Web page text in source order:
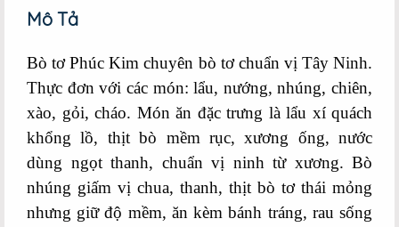
Mô Tả
Bò tơ Phúc Kim chuyên bò tơ chuẩn vị Tây Ninh.
Thực đơn với các món: lẩu, nướng, nhúng, chiên,
xào, gỏi, cháo. Món ăn đặc trưng là lẩu xí quách
khổng lồ, thịt bò mềm rục, xương ống, nước
dùng ngọt thanh, chuẩn vị ninh từ xương. Bò
nhúng giấm vị chua, thanh, thịt bò tơ thái mỏng
nhưng giữ độ mềm, ăn kèm bánh tráng, rau sống